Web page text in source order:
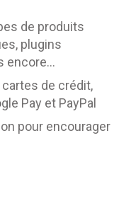
de produits
plugins
encore...
de crédit,
Pay et PayPal
pour encourager